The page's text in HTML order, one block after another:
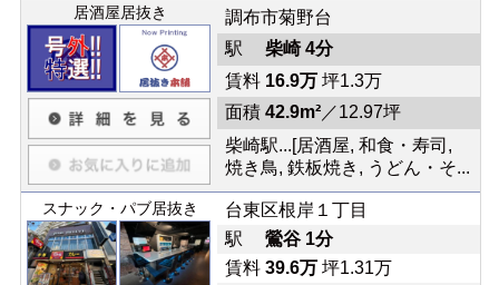
居酒屋居抜き
調布市菊野台
駅 柴崎 4分
賃料 16.9万坪1.3万
面積 42.9m²／12.97坪
柴崎駅...[居酒屋, 和食・寿司,
焼き鳥, 鉄板焼き, うどん・そ...
スナック・パブ居抜き
台東区根岸１丁目
駅 鶯谷 1分
賃料 39.6万坪1.31万